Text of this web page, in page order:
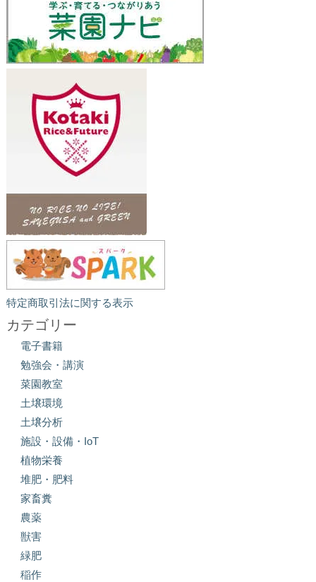
特定商取引法に関する表示
カテゴリー
電子書籍
勉強会・講演
菜園教室
土壌環境
土壌分析
施設・設備・IoT
植物栄養
堆肥・肥料
家畜糞
農薬
獣害
緑肥
稲作